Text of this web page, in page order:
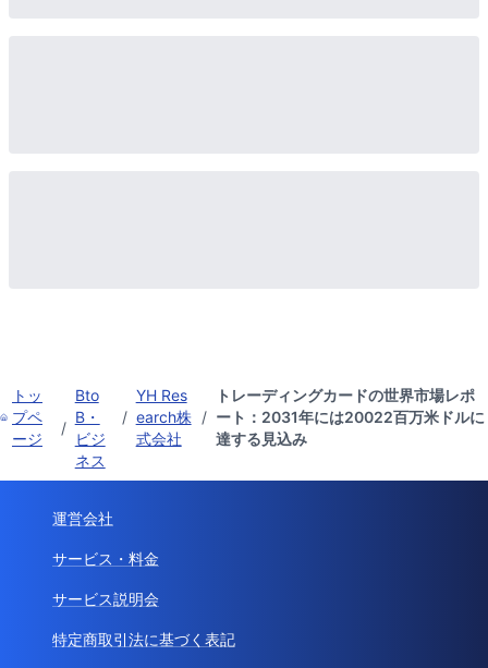
トッ
プペ
ージ
/
Bto
B・
ビジ
ネス
/
YH Res
earch株
式会社
/
トレーディングカードの世界市場レポ
ート：2031年には20022百万米ドルに
達する見込み
運営会社
サービス・料金
サービス説明会
特定商取引法に基づく表記